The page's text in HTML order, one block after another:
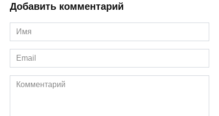
Добавить комментарий
Имя
*
Email
*
Комментарий